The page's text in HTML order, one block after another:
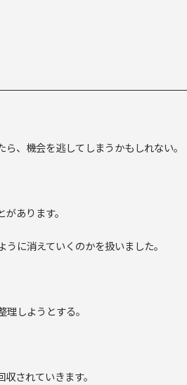
、機会を逃してしまうかもしれない。
あります。
に消えていくのかを扱いました。
しようとする。
されていきます。